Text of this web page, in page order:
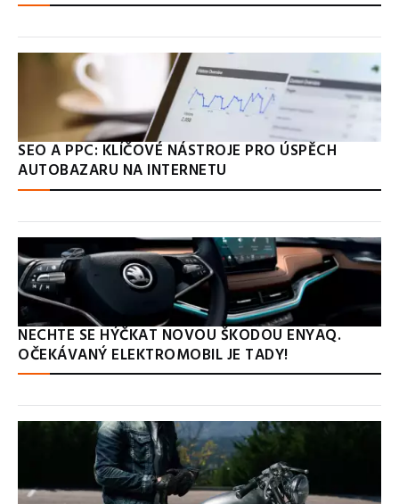
SEO A PPC: KLÍČOVÉ NÁSTROJE PRO ÚSPĚCH
AUTOBAZARU NA INTERNETU
NECHTE SE HÝČKAT NOVOU ŠKODOU ENYAQ.
OČEKÁVANÝ ELEKTROMOBIL JE TADY!